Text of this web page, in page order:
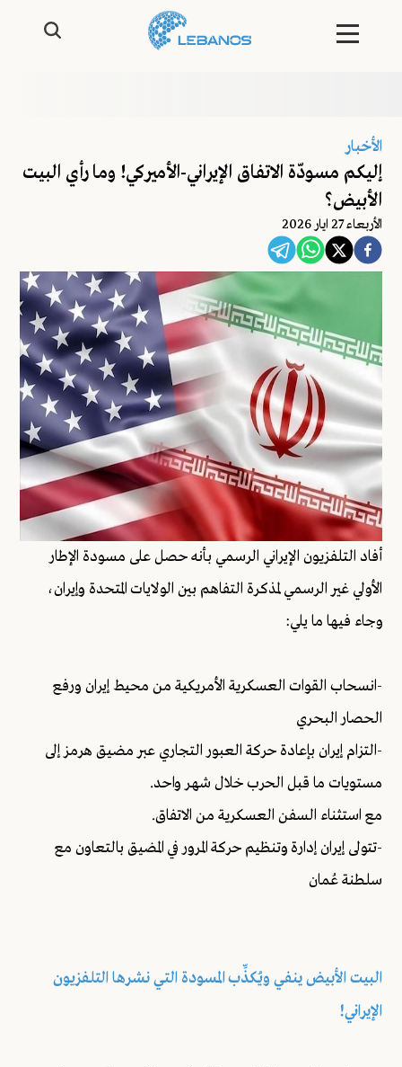
الأخبار
إليكم مسودّة الاتفاق الإيراني-الأميركي! وما رأي البيت
الأبيض؟
اﻷربعاء 27 ايار 2026
أفاد التلفزيون الإيراني الرسمي بأنه حصل على مسودة الإطار
الأولي غير الرسمي لمذكرة التفاهم بين الولايات المتحدة وإيران،
وجاء فيها ما يلي:
-انسحاب القوات العسكرية الأمريكية من محيط إيران ورفع
الحصار البحري
-التزام إيران بإعادة حركة العبور التجاري عبر مضيق هرمز إلى
مستويات ما قبل الحرب خلال شهر واحد.
مع استثناء السفن العسكرية من الاتفاق.
-تتولى إيران إدارة وتنظيم حركة المرور في المضيق بالتعاون مع
سلطنة عُمان
البيت الأبيض ينفي ويُكذِّب المسودة التي نشرها التلفزيون
الإيراني!